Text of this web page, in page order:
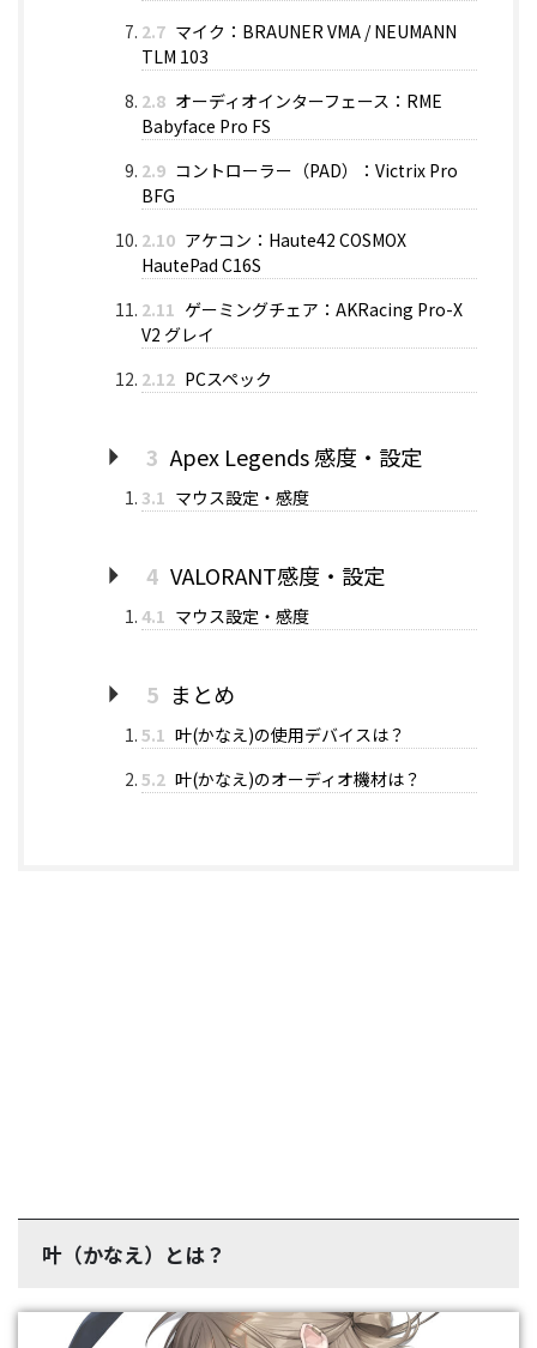
2.7 マイク：BRAUNER VMA / NEUMANN
TLM 103
2.8 オーディオインターフェース：RME
Babyface Pro FS
2.9 コントローラー（PAD）：Victrix Pro
BFG
2.10 アケコン：Haute42 COSMOX
HautePad C16S
2.11 ゲーミングチェア：AKRacing Pro-X
V2 グレイ
2.12 PCスペック
3 Apex Legends 感度・設定
3.1 マウス設定・感度
4 VALORANT感度・設定
4.1 マウス設定・感度
5 まとめ
5.1 叶(かなえ)の使用デバイスは？
5.2 叶(かなえ)のオーディオ機材は？
叶（かなえ）とは？